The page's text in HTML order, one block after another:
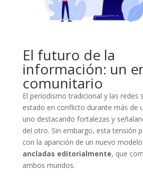
El futuro de la
información: un
comunitario
El periodismo tradicional y las redes
estado en conflicto durante más de
uno destacando fortalezas y
del otro. Sin embargo, esta tensión
con la aparición de un nuevo modelo:
ancladas editorialmente, que
ambos mundos.